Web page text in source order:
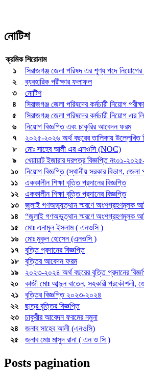
নোটিশ
ক্রমিক শিরোনাম
১
সিরাজগঞ্জ জেলা পরিষদ এর শূণ্য পদে
২
ব্যবহারিক পরীক্ষার ফলাফল
৩
নোটিশ
৪
সিরাজগঞ্জ জেলা পরিষদের কর্মচারী নিয়োগ
৫
সিরাজগঞ্জ জেলা পরিষদের কর্মচারী নিয়োগ এর
৬
নিয়োগ বিজ্ঞপ্তি এবং চাকুরির আবেদন ফরম
৭
২০২৫-২০২৬ অর্থ বছরের তালিকায় উল্লেখিত
৮
মোঃ সাহেব আলী এর এনওসি (NOC)
৯
খেয়ায়াট ইজারার দরপত্র বিজ্ঞপ্তি নং০১-
১০
নিয়োগ বিজ্ঞপ্তি (স্থানীয় সরকার বিভাগ, জেলা
১১
এককালীন শিক্ষা বৃত্তি প্রদানের বিজ্ঞপ্তি
১২
এককালীন শিক্ষা বৃত্তি প্রদানের বিজ্ঞপ্তি
১৩
জুলাই গণঅভ্যুত্থান স্মরণে অংশগ্রহণমূলক
১৪
“জুলাই গণঅভুত্থান স্মরণে অংশগ্রহণমূলক
১৫
মোঃ এনামুল ইসলাম ( এনওসি )
১৬
মোঃ মুকুল হোসেন (এনওসি )
১৭
বৃৃত্তি প্রদানের বিজ্ঞপ্তি
১৮
বৃত্তির আবেদন ফরম
১৯
২০২৩-২০২৪ অর্থ বছরের বৃত্তি প্রদানের
২০
কাজী মোঃ আব্দুল বাতেন, সহকারী প্রকৌশলী,
২১
বৃত্তির বিজ্ঞপ্তি ২০২৩-২০২৪
২২
ছাত্র বৃত্তির বিজ্ঞপ্তি
২৩
চাকুরীর আবেদন ফরমের নমুনা
২৪
জনাব সাহেব আলী (এনওসি)
২৫
জনাব মোঃ মাসুদ রানা ( এন ও সি )
Posts pagination